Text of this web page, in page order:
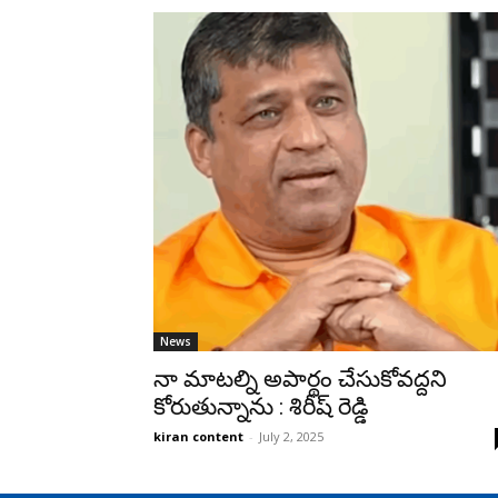
News
నా మాటల్ని అపార్థం చేసుకోవద్దని
కోరుతున్నాను : శిరీష్ రెడ్డి
kiran content - July 2, 2025